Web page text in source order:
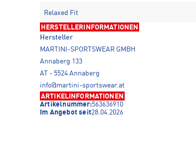
Relaxed Fit
HERSTELLERINFORMATIONEN
Hersteller
MARTINI-SPORTSWEAR GMBH
Annaberg 133
AT - 5524 Annaberg
info@martini-sportswear.at
ARTIKELINFORMATIONEN
Artikelnummer:563636910
Im Angebot seit28.04.2026